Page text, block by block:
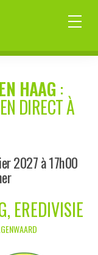
HAAG :
DIRECT À
2027 à 17h00
EREDIVISIE